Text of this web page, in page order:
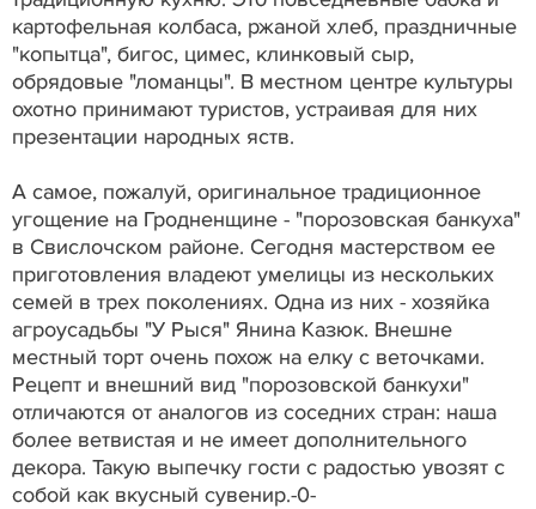
картофельная колбаса, ржаной хлеб, праздничные
"копытца", бигос, цимес, клинковый сыр,
обрядовые "ломанцы". В местном центре культуры
охотно принимают туристов, устраивая для них
презентации народных яств.
А самое, пожалуй, оригинальное традиционное
угощение на Гродненщине - "порозовская банкуха"
в Свислочском районе. Сегодня мастерством ее
приготовления владеют умелицы из нескольких
семей в трех поколениях. Одна из них - хозяйка
агроусадьбы "У Рыся" Янина Казюк. Внешне
местный торт очень похож на елку с веточками.
Рецепт и внешний вид "порозовской банкухи"
отличаются от аналогов из соседних стран: наша
более ветвистая и не имеет дополнительного
декора. Такую выпечку гости с радостью увозят с
собой как вкусный сувенир.-0-